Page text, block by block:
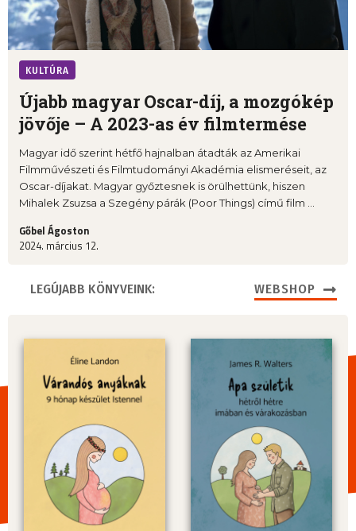
KULTÚRA
Újabb magyar Oscar-díj, a mozgókép
jövője – A 2023-as év filmtermése
Magyar idő szerint hétfő hajnalban átadták az Amerikai
Filmművészeti és Filmtudományi Akadémia elismeréseit, az
Oscar-díjakat. Magyar győztesnek is örülhettünk, hiszen
Mihalek Zsuzsa a Szegény párák (Poor Things) című film ...
Gőbel Ágoston
2024. március 12.
LEGÚJABB KÖNYVEINK: WEBSHOP